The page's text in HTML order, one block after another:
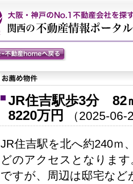
JR住吉駅歩3分
8220万円
（2025-06-
JR住吉駅を北へ約240ｍ
どのアクセスとなります
ですが、周辺は邸宅など